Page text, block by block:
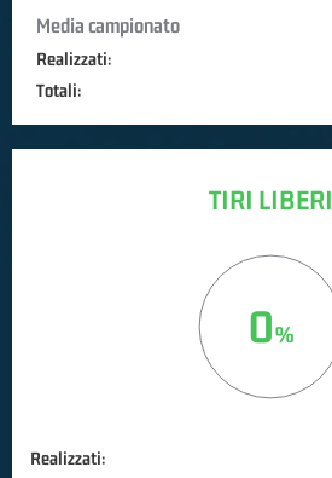
Media campionato
Realizzati:
Totali:
TIRI LIBERI
0
Realizzati: